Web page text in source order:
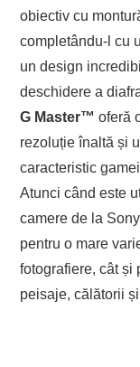
obiectiv cu
completându-l cu
un design
deschidere a
G Master™ oferă
rezoluție înaltă și
caracteristic
Atunci când este
camere de la
pentru o mare
fotografiere, cât și
peisaje, călătorii